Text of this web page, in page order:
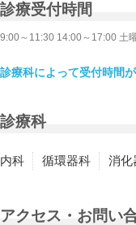
診療受付時間
9:00～11:30 14:00～17:00
診療科によって受付時間
診療科
内科 循環器科 消化
アクセス・お問い